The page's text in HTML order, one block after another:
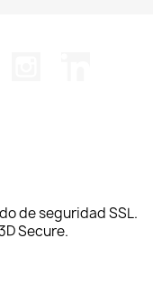
de seguridad SSL.
Secure.